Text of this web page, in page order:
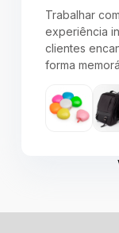
Trabalhar
experiência
clientes
forma